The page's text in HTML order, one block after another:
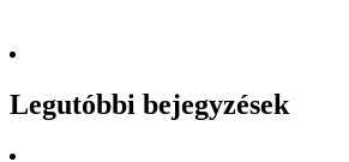
Legutóbbi bejegyzések